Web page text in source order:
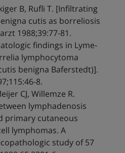
B, Rufli T. [Infiltrating
cutis as borreliosis
1988;39:77-81.
findings in Lyme-
lymphocytoma
benigna Baferstedt)].
8.
CJ, Willemze R.
lymphadenosis
primary cutaneous
lymphomas. A
study of 57